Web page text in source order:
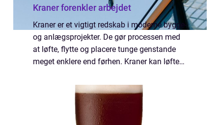
Kraner forenkler arbejdet
Kraner er et vigtigt redskab i moderne bygge-
og anlægsprojekter. De gør processen med
at løfte, flytte og placere tunge genstande
meget enklere end førhen. Kraner kan løfte
på over 1.000 fod. Sikkerhed er...